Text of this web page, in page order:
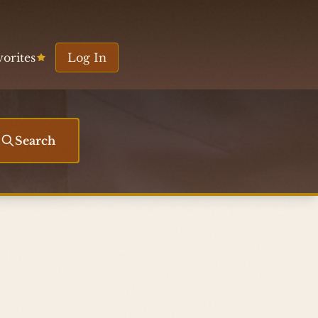
Log In
Search